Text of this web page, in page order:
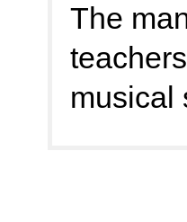
The
musical